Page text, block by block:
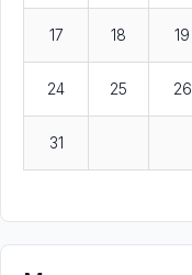
17 18 19
24 25 26
31